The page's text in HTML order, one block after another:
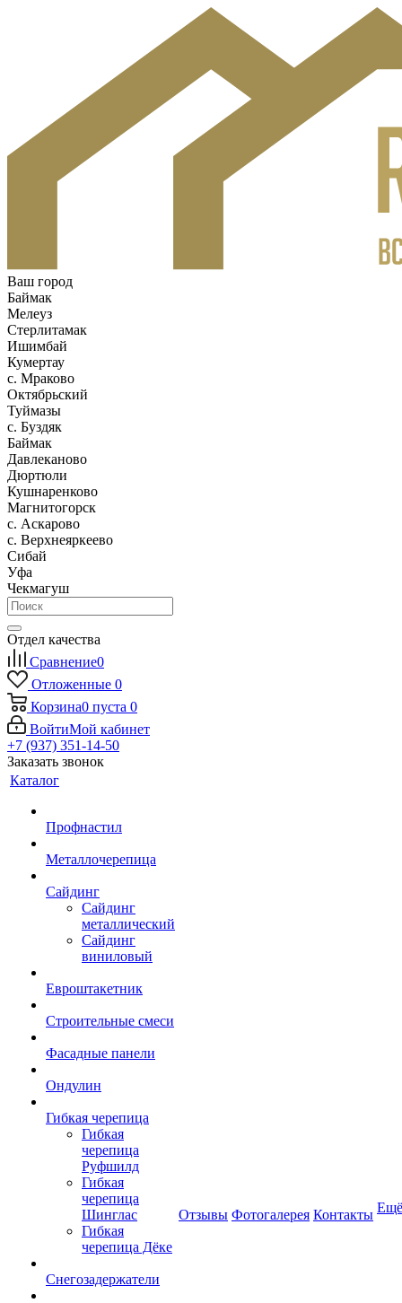
Ваш город
Баймак
Мелеуз
Стерлитамак
Ишимбай
Кумертау
c. Мраково
Октябрьский
Туймазы
c. Буздяк
Баймак
Давлеканово
Дюртюли
Кушнаренково
Магнитогорск
с. Аскарово
с. Верхнеяркеево
Сибай
Уфа
Чекмагуш
Отдел качества
Сравнение0
Отложенные 0
Корзина0 пуста 0
ВойтиМой кабинет
+7 (937) 351-14-50
Заказать звонок
Каталог
Профнастил
Металлочерепица
Сайдинг
Сайдинг
металлический
Сайдинг
виниловый
Евроштакетник
Строительные смеси
Фасадные панели
Ондулин
Гибкая черепица
Гибкая
черепица
Руфшилд
Гибкая
черепица
Шинглас
Гибкая
черепица Дёке
Снегозадержатели
Отзывы Фотогалерея Контакты Ещё